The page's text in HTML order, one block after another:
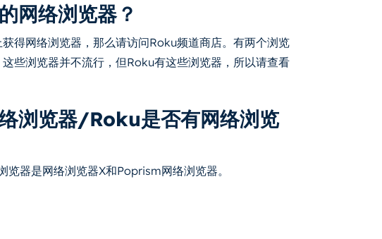
网络浏览器？
得网络浏览器，那么请访问Roku频道商店。有两个浏览
些浏览器并不流行，但Roku有这些浏览器，所以请查看
浏览器/Roku是否有网络浏览
器是网络浏览器X和Poprism网络浏览器。